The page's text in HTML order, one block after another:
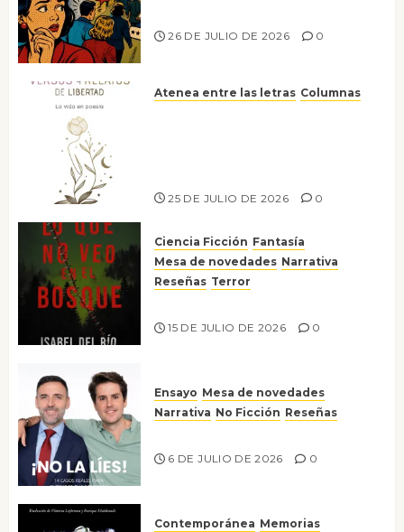
26 DE JULIO DE 2026 0
Atenea entre las letras Columnas
25 DE JULIO DE 2026 0
Ciencia Ficción Fantasía
Mesa de novedades Narrativa
Reseñas Terror
15 DE JULIO DE 2026 0
Ensayo Mesa de novedades
Narrativa No Ficción Reseñas
6 DE JULIO DE 2026 0
Contemporánea Memorias